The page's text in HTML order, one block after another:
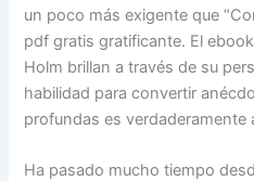
un poco más exigente que
pdf gratis gratificante. El
Holm brillan a través de su
habilidad para convertir
profundas es verdaderamente
Ha pasado mucho tiempo